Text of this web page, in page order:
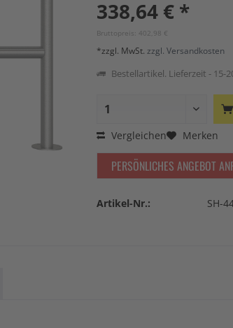
338,64 € *
Bruttopreis: 402,98 €
*zzgl. MwSt. zzgl. Versandkosten
Bestellartikel. Lieferzeit - 15-
Vergleichen Merken
PERSÖNLICHES ANGEBOT
Artikel-Nr.: SH-